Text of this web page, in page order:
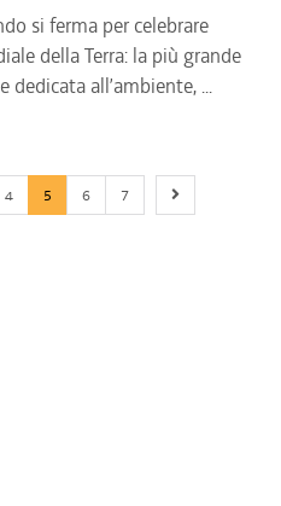
si ferma per celebrare
della Terra: la più grande
all’ambiente, ...
4 5 6 7 Next page